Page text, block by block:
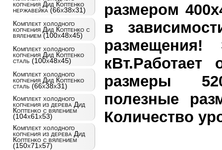
копчения Дид Коптенко
нержавейка (66х38х31)
Комплект холодного
копчения Дид Коптенко с
вялением (100х48х45)
Комплект холодного
копчения Дид Коптенко
сталь (100х48х45)
Комплект холодного
копчения Дид Коптенко
сталь (66х38х31)
Комплект холодного
копчения из дерева Дид
Коптенко с вялением
(104х61х53)
Комплект холодного
копчения из дерева Дид
Коптенко с вялением
(150х71х57)
размером
в
размеры
полезные
Количество